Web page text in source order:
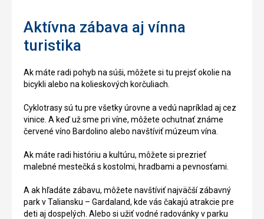
Aktívna zábava aj vínna
turistika
Ak máte radi pohyb na súši, môžete si tu prejsť okolie na
bicykli alebo na kolieskových korčuliach.
Cyklotrasy sú tu pre všetky úrovne a vedú napríklad aj cez
vinice. A keď už sme pri víne, môžete ochutnať známe
červené víno Bardolino alebo navštíviť múzeum vína.
Ak máte radi históriu a kultúru, môžete si prezrieť
malebné mestečká s kostolmi, hradbami a pevnosťami.
A ak hľadáte zábavu, môžete navštíviť najväčší zábavný
park v Taliansku – Gardaland, kde vás čakajú atrakcie pre
deti aj dospelých. Alebo si užiť vodné radovánky v parku